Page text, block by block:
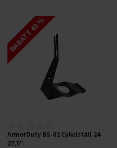
RABATT 43 %
ArmorDuty BS-02 Cykelställ 24-
27,5"